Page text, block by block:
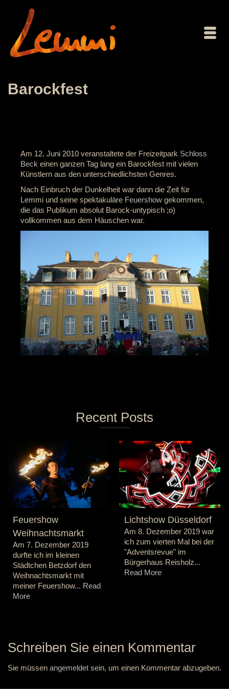
Barockfest
Am 12. Juni 2010 veranstaltete der Freizeitpark Schloss
Beck einen ganzen Tag lang ein Barockfest mit vielen
Künstlern aus den unterschiedlichsten Genres.
Nach Einbruch der Dunkelheit war dann die Zeit für
Lemmi und seine spektakuläre Feuershow gekommen,
die das Publikum absolut Barock-untypisch ;o)
vollkommen aus dem Häuschen war.
Recent Posts
Feuershow
Weihnachtsmarkt
Am 7. Dezember 2019
durfte ich im kleinen
Städtchen Betzdorf den
Weihnachtsmarkt mit
meiner Feuershow... Read
More
Lichtshow Düsseldorf
Am 8. Dezember 2019 war
ich zum vierten Mal bei der
"Adventsrevue" im
Bürgerhaus Reisholz...
Read More
Schreiben Sie einen Kommentar
Sie müssen angemeldet sein, um einen Kommentar abzugeben.